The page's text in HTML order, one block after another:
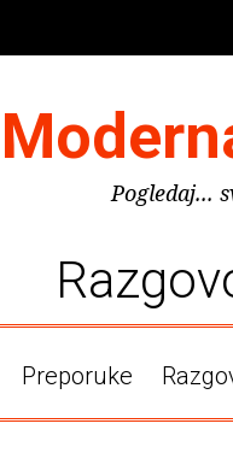
Pogledaj...
Preporuke